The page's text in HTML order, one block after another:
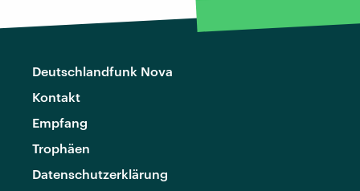
Deutschlandfunk Nova
Kontakt
Empfang
Trophäen
Datenschutzerklärung